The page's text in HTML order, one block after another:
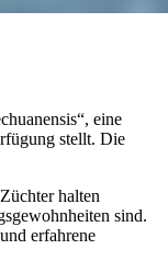
eine
stellt. Die
halten
sind.
erfahrene